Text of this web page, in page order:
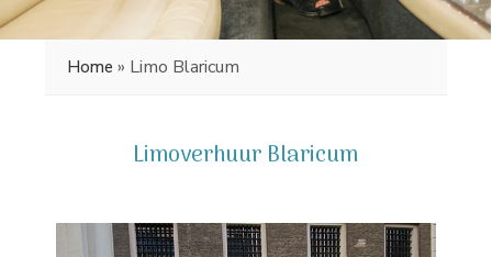
Home » Limo Blaricum
Limoverhuur Blaricum